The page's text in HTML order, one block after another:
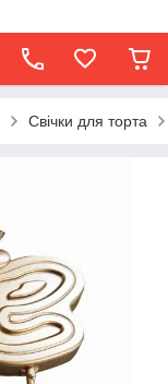
Свічки для торта